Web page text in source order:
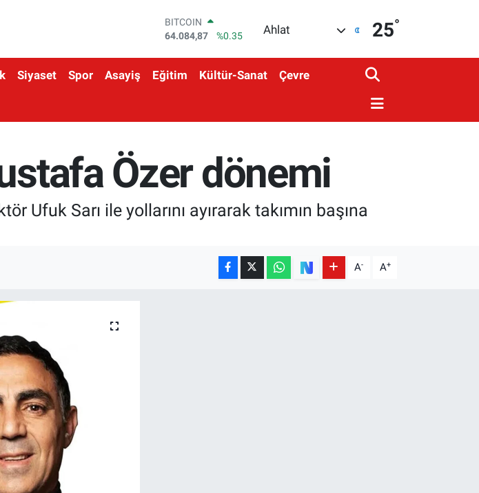
BITCOIN
64.084,87
%0.35
EURO
13.647
%-30
Ahlat 25°
Siyaset Spor Asayiş Eğitim Kültür-Sanat Çevre
Özer dönemi
Sarı ile yollarını ayırarak takımın başına
A- A+